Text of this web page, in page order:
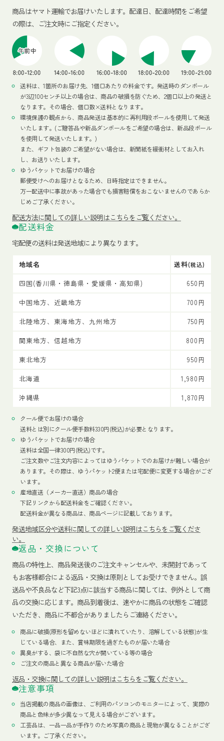
商品はヤマト運輸でお届けいたします。 配達日、配達時間をご希望
の際は、ご注文時にご指定ください。
送料は、1箇所のお届け先、1個口あたりの料金です。発送時のダンボール
が3辺100センチ以上の場合は、商品の破損を防ぐため、2個口以上の発送と
なります。その場合、個口数×送料となります。
環境保護の観点から、商品発送は基本的に再利用段ボールを使用して発送
いたします。(ご贈答品や新品ダンボールをご希望の場合は、新品段ボール
を使用して発送いたします。)
また、ギフト包装のご希望がない場合は、新聞紙を緩衝材としてお入れ
し、お送りいたします。
ゆうパケットでお届けの場合
郵便受けへのお届けとなるため、日時指定はできません。
万一配送中に事故があった場合でも損害賠償をおこないませんのであらか
じめご了承ください。
配送方法に関しての詳しい説明はこちらをご覧ください。
配送料金
宅配便の送料は発送地域により異なります。
地域名 送料(税込)
四国(香川県・徳島県・愛媛県・高知県)
650円
中国地方、近畿地方
700円
北陸地方、東海地方、九州地方
750円
関東地方、信越地方
800円
東北地方
950円
北海道
1,980円
沖縄県
1,870円
クール便でお届けの場合
送料とは別にクール便手数料330円(税込)が必要となります。
ゆうパケットでお届けの場合
送料は全国一律300円(税込)です。
ご注文数やご注文内容によってはゆうパケットでのお届けが難しい場合が
あります。その際は、ゆうパケット2便または宅配便に変更する場合がござ
います。
産地直送（メーカー直送）商品の場合
下記リンクから配送料金をご確認ください。
配送料金が異なる商品は、商品ページに記載しております。
発送地域区分や送料に関しての詳しい説明はこちらをご覧くださ
い。
返品・交換について
商品の特性上、商品発送後のご注文キャンセルや、未開封であって
もお客様都合による返品・交換は原則としてお受けできません。誤
送品や不良品など下記3点に該当する商品に関しては、例外として商
品の交換に応じます。商品到着後は、速やかに商品の状態をご確認
いただき、商品に不都合がありましたらご連絡ください。
商品に破損(原形を留めないほどに潰れていたり、溶解している状態)が生
じている場合、また、賞味期限を過ぎたものが届いた場合
異臭がする、袋に不自然な穴が開いている等の場合
ご注文の商品と異なる商品が届いた場合
返品・交換に関しての詳しい説明はこちらをご覧ください。
注意事項
当店掲載の商品の画像は、ご利用のパソコンのモニターによって、実際の
商品と色味が多少異なって見える場合がございます。
工芸品は、一品一品が手作りのため写真の商品と現物が異なることがござ
います。ご了承ください。